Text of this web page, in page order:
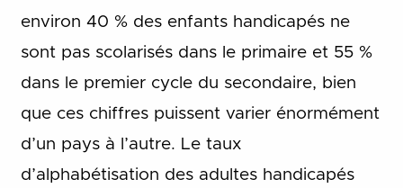
environ 40 % des enfants handicapés ne
sont pas scolarisés dans le primaire et 55 %
dans le premier cycle du secondaire, bien
que ces chiffres puissent varier énormément
d’un pays à l’autre. Le taux
d’alphabétisation des adultes handicapés